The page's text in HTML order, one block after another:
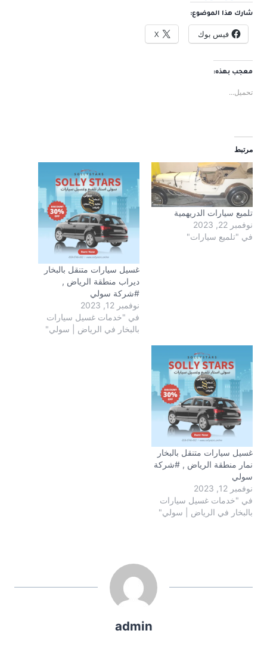
شارك هذا الموضوع:
فيس بوك X
معجب بهذه:
تحميل...
مرتبط
تلميع سيارات الدريهمية
نوفمبر 22, 2023
في "تلميع سيارات"
غسيل سيارات متنقل بالبخار
ديراب منطقة الرياض ,
#شركة سولي
نوفمبر 12, 2023
في "خدمات غسيل سيارات
بالبخار في الرياض | سولي"
غسيل سيارات متنقل بالبخار
نمار منطقة الرياض , #شركة
سولي
نوفمبر 12, 2023
في "خدمات غسيل سيارات
بالبخار في الرياض | سولي"
admin